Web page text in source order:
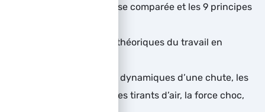
Comprendre l’analyse comparée et les 9 principes
Étudier les notions théoriques du travail en
Connaître les effets dynamiques d’une chute, les
facteurs de chute, les tirants d’air, la force choc,